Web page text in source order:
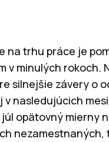
na trhu práce je
v minulých rokoch.
silnejšie závery o
nasledujúcich
opätovný mierny
nezamestnaných,